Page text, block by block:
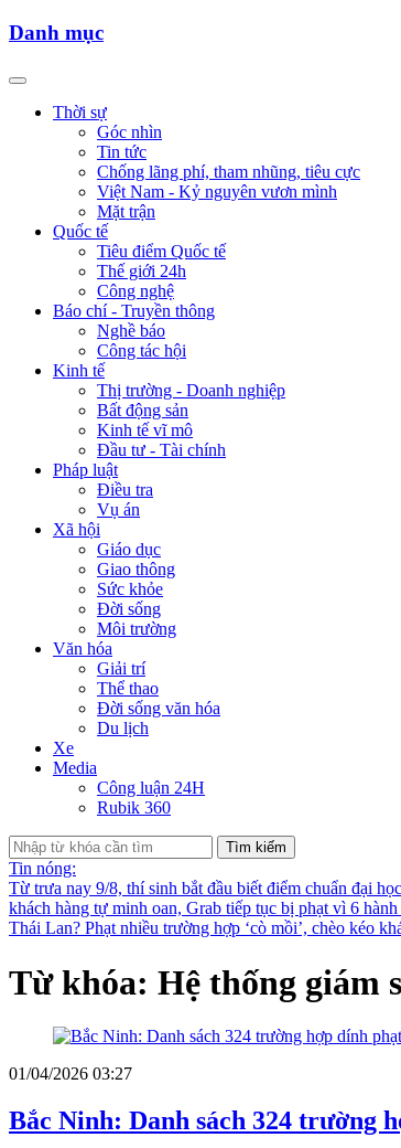
Danh mục
Thời sự
Góc nhìn
Tin tức
Chống lãng phí, tham nhũng, tiêu cực
Việt Nam - Kỷ nguyên vươn mình
Mặt trận
Quốc tế
Tiêu điểm Quốc tế
Thế giới 24h
Công nghệ
Báo chí - Truyền thông
Nghề báo
Công tác hội
Kinh tế
Thị trường - Doanh nghiệp
Bất động sản
Kinh tế vĩ mô
Đầu tư - Tài chính
Pháp luật
Điều tra
Vụ án
Xã hội
Giáo dục
Giao thông
Sức khỏe
Đời sống
Môi trường
Văn hóa
Giải trí
Thể thao
Đời sống văn hóa
Du lịch
Xe
Media
Công luận 24H
Rubik 360
Tìm kiếm
Tin nóng:
Từ trưa nay 9/8, thí sinh bắt đầu biết điểm chuẩn đại học
khách hàng tự minh oan, Grab tiếp tục bị phạt vì 6
Thái Lan? Phạt nhiều trường hợp ‘cò mồi’, chèo kéo
Từ khóa: Hệ thống giám
01/04/2026 03:27
Bắc Ninh: Danh sách 324 trường